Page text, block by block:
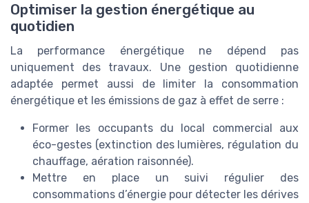
Optimiser la gestion énergétique au
quotidien
La performance énergétique ne dépend pas
uniquement des travaux. Une gestion quotidienne
adaptée permet aussi de limiter la consommation
énergétique et les émissions de gaz à effet de serre :
Former les occupants du local commercial aux
éco-gestes (extinction des lumières, régulation du
chauffage, aération raisonnée).
Mettre en place un suivi régulier des
consommations d’énergie pour détecter les dérives